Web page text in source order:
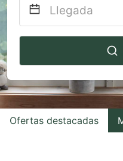
Navigate
to
interact
with
the
Ofertas destacadas